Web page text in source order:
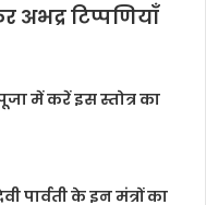
टिप्पणियाँ
में करें इस स्तोत्र का
पार्वती के इन मंत्रों का